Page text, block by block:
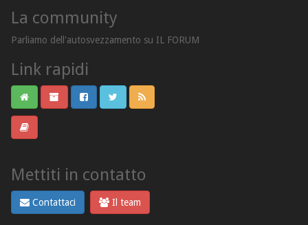
La community
Parliamo dell'autosvezzamento su IL FORUM
Link rapidi
Mettiti in contatto
Contattaci Il team